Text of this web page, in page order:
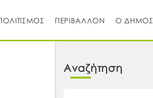
ΠΕΡΙΒΑΛΛΟΝ Ο ΔΗΜΟΣ
Αναζήτηση